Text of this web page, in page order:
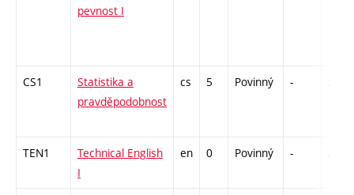
pevnost I
CS1
Statistika a
pravděpodobnost
cs 5 Povinný -
TEN1
Technical English
I
en 0 Povinný -